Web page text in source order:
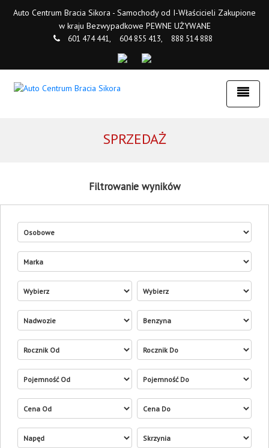
Auto Centrum Bracia Sikora - Samochody od I-Właścicieli Zakupione
w kraju Bezwypadkowe PEWNE UŻYWANE
601 474 441, 604 855 413, 888 514 888
SPRZEDAŻ
Filtrowanie wyników
marka
model wersja
rocznik od rocznik do
pojemność od pojemność do
cena od cena do